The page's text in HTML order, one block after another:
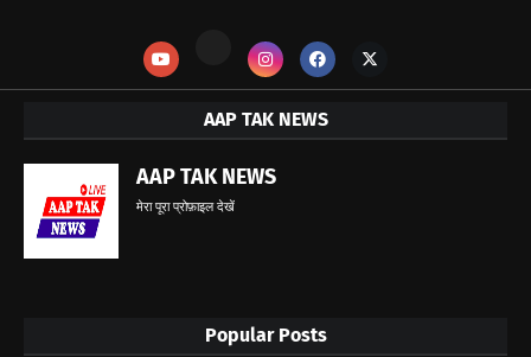
AAP TAK NEWS
AAP TAK NEWS
मेरा पूरा प्रोफ़ाइल देखें
Popular Posts